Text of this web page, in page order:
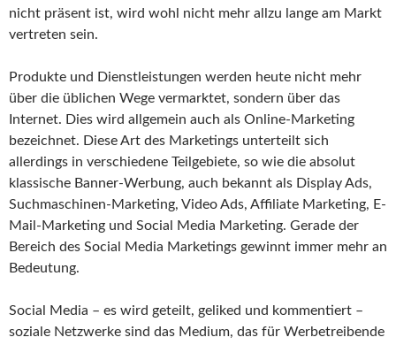
nicht präsent ist, wird wohl nicht mehr allzu lange am Markt
vertreten sein.
Produkte und Dienstleistungen werden heute nicht mehr
über die üblichen Wege vermarktet, sondern über das
Internet. Dies wird allgemein auch als Online-Marketing
bezeichnet. Diese Art des Marketings unterteilt sich
allerdings in verschiedene Teilgebiete, so wie die absolut
klassische Banner-Werbung, auch bekannt als Display Ads,
Suchmaschinen-Marketing, Video Ads, Affiliate Marketing, E-
Mail-Marketing und Social Media Marketing. Gerade der
Bereich des Social Media Marketings gewinnt immer mehr an
Bedeutung.
Social Media – es wird geteilt, geliked und kommentiert –
soziale Netzwerke sind das Medium, das für Werbetreibende